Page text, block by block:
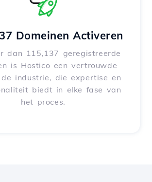
Domeinen Activeren
dan 115,137 geregistreerde
is Hostico een vertrouwde
industrie, die expertise en
biedt in elke fase van
het proces.